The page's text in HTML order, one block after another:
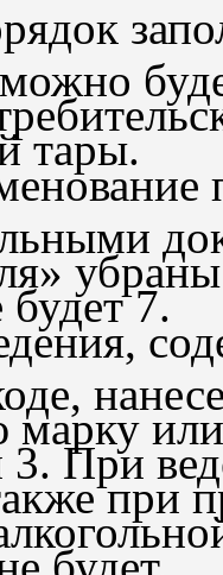
тары.
7.
марку
3. При
при
будет.